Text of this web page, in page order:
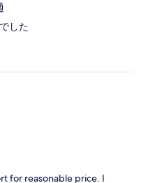
した
for reasonable price. I